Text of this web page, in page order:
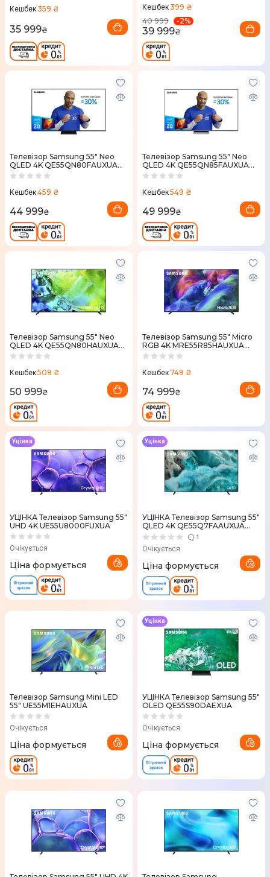
Кешбек359 ₴
35 999₴
Кешбек399 ₴
40 999
-2%
39 999₴
Телевізор Samsung 55" Neo
QLED 4K QE55QN80FAUXUA
MiniLED Vision AI
Кешбек459 ₴
44 999₴
Телевізор Samsung 55" Neo
QLED 4K QE55QN85FAUXUA
MiniLED Vision AI
Кешбек549 ₴
49 999₴
Телевізор Samsung 55" Neo
QLED 4K QE55QN80HAUXUA
Vision AI 2026
Кешбек509 ₴
50 999₴
Телевізор Samsung 55" Micro
RGB 4K MRE55R85HAUXUA
Vision AI 2026
Кешбек749 ₴
74 999₴
УЦІНКА Телевізор Samsung 55"
UHD 4K UE55U8000FUXUA
Очікується
Уцінка
Ціна формується
УЦІНКА Телевізор Samsung 55"
QLED 4K QE55Q7FAAUXUA
Vision AI
1
Очікується
Уцінка
Ціна формується
Телевізор Samsung Mini LED
55" UE55M1EHAUXUA
Очікується
Ціна формується
УЦІНКА Телевізор Samsung 55"
OLED QE55S90DAEXUA
Очікується
Уцінка
Ціна формується